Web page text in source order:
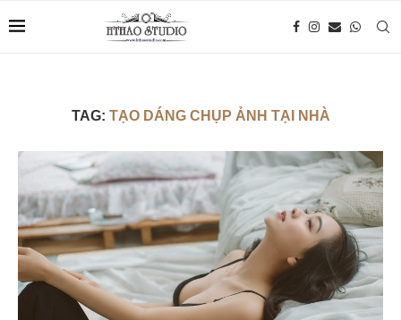
TAG: TẠO DÁNG CHỤP ẢNH TẠI NHÀ